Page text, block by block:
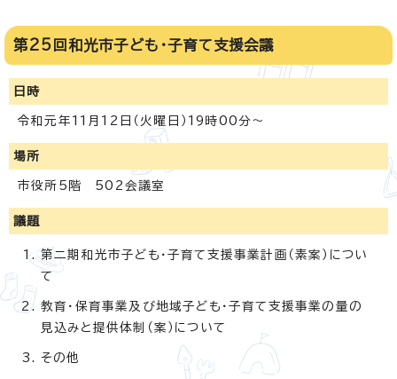
第25回和光市子ども・子育て支援会議
日時
令和元年11月12日（火曜日）19時00分～
場所
市役所5階 502会議室
議題
第二期和光市子ども・子育て支援事業計画（素案）につい
て
教育・保育事業及び地域子ども・子育て支援事業の量の
見込みと提供体制（案）について
その他